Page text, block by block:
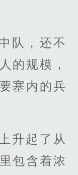
队，还不
的规模，
塞内的兵
升起了从
包含着浓